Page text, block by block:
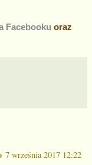
Facebooku oraz
7 września 2017 12:22